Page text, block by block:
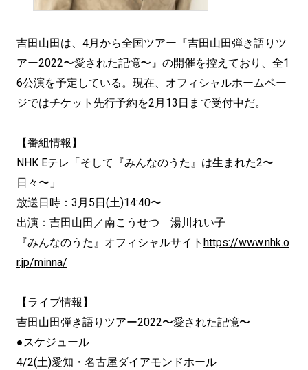
吉田山田は、4月から全国ツアー『吉田山田弾き語りツ
アー2022〜愛された記憶〜』の開催を控えており、全1
6公演を予定している。現在、オフィシャルホームペー
ジではチケット先行予約を2月13日まで受付中だ。
【番組情報】
NHK Eテレ「そして『みんなのうた』は生まれた2〜
日々〜」
放送日時：3月5日(土)14:40〜
出演：吉田山田／南こうせつ 湯川れい子
『みんなのうた』オフィシャルサイト https://www.nhk.o
r.jp/minna/
【ライブ情報】
吉田山田弾き語りツアー2022〜愛された記憶〜
●スケジュール
4/2(土)愛知・名古屋ダイアモンドホール